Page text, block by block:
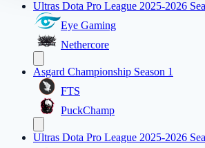
Ultras Dota Pro League 2025-2026
Eye Gaming
Nethercore
Asgard Championship Season 1
FTS
PuckChamp
Ultras Dota Pro League 2025-2026